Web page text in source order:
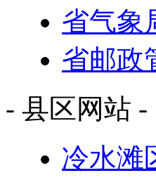
省气象
省邮政
- 县区网站 -
冷水滩